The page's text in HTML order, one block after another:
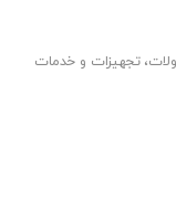
تجهیزات و خدمات